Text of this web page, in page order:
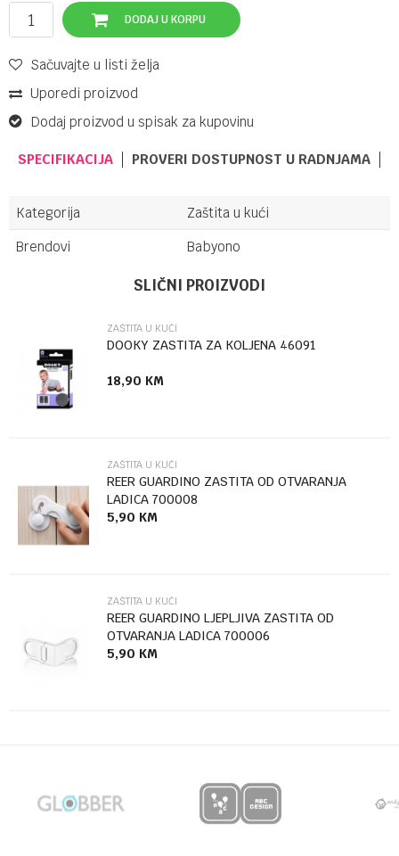
DODAJ U KORPU
Sačuvajte u listi želja
Uporedi proizvod
Dodaj proizvod u spisak za kupovinu
SPECIFIKACIJA PROVERI DOSTUPNOST U RADNJAMA
Kategorija
Zaštita u kući
Brendovi
Babyono
Poruka
Anti-spam zaštita - izračunajte koliko je 6 - 1 :
SLIČNI PROIZVODI
ZAŠTITA U KUĆI
DOOKY ZASTITA ZA KOLJENA 46091
18,90 KM
ZAŠTITA U KUĆI
REER GUARDINO ZASTITA OD OTVARANJA
LADICA 700008
5,90 KM
ZAŠTITA U KUĆI
REER GUARDINO LJEPLJIVA ZASTITA OD
OTVARANJA LADICA 700006
5,90 KM